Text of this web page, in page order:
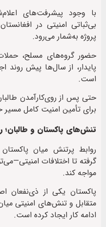
با وجود پیشرفت‌های
بی‌ثباتی امنیتی در
پروژه به‌شمار می‌رود.
حضور گروه‌های مسلح، حملات
پایدار، از سال‌ها پیش روند
است.
حتی پس از روی‌کارآمدن
برای تأمین امنیت کامل مسیر
تنش‌های پاکستان و
روابط پرتنش میان
گرفته تا اختلافات
مواجه کند.
پاکستان یکی از ذی‌نفعان
متقابل و تنش‌های امنیتی
ادامه کار ایجاد کرده است.